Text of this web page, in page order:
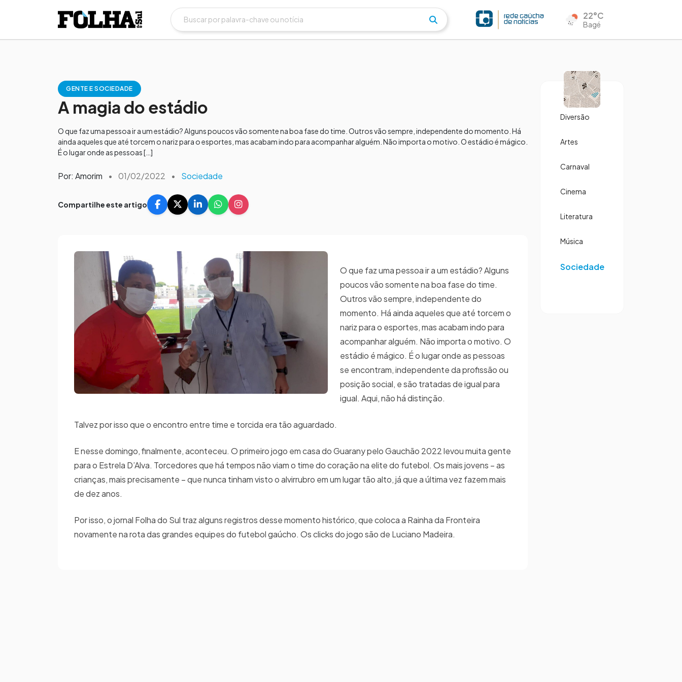
22°C
Bagé
GENTE E SOCIEDADE
A magia do estádio
O que faz uma pessoa ir a um estádio? Alguns poucos vão somente na boa fase do time. Outros vão sempre, independente do momento. Há
ainda aqueles que até torcem o nariz para o esportes, mas acabam indo para acompanhar alguém. Não importa o motivo. O estádio é mágico.
É o lugar onde as pessoas […]
Por: Amorim • 01/02/2022 • Sociedade
Compartilhe este artigo
O que faz uma pessoa ir a um estádio? Alguns
poucos vão somente na boa fase do time.
Outros vão sempre, independente do
momento. Há ainda aqueles que até torcem o
nariz para o esportes, mas acabam indo para
acompanhar alguém. Não importa o motivo. O
estádio é mágico. É o lugar onde as pessoas
se encontram, independente da profissão ou
posição social, e são tratadas de igual para
igual. Aqui, não há distinção.
Talvez por isso que o encontro entre time e torcida era tão aguardado.
E nesse domingo, finalmente, aconteceu. O primeiro jogo em casa do Guarany pelo Gauchão 2022 levou muita gente
para o Estrela D’Alva. Torcedores que há tempos não viam o time do coração na elite do futebol. Os mais jovens – as
crianças, mais precisamente – que nunca tinham visto o alvirrubro em um lugar tão alto, já que a última vez fazem mais
de dez anos.
Por isso, o jornal Folha do Sul traz alguns registros desse momento histórico, que coloca a Rainha da Fronteira
novamente na rota das grandes equipes do futebol gaúcho. Os clicks do jogo são de Luciano Madeira.
Diversão
Artes
Carnaval
Cinema
Literatura
Música
Sociedade